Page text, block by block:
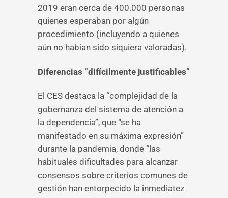
2019 eran cerca de 400.000 personas
quienes esperaban por algún
procedimiento (incluyendo a quienes
aún no habían sido siquiera valoradas).
Diferencias “difícilmente justificables”
El CES destaca la “complejidad de la
gobernanza del sistema de atención a
la dependencia”, que “se ha
manifestado en su máxima expresión”
durante la pandemia, donde “las
habituales dificultades para alcanzar
consensos sobre criterios comunes de
gestión han entorpecido la inmediatez